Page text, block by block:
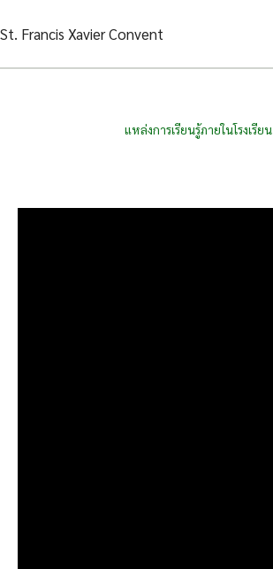
to
St. Francis Xavier Convent
แหล่งการเรียนรู้ภายในโรงเรียน